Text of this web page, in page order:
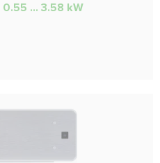
0.55 ... 3.58 kW